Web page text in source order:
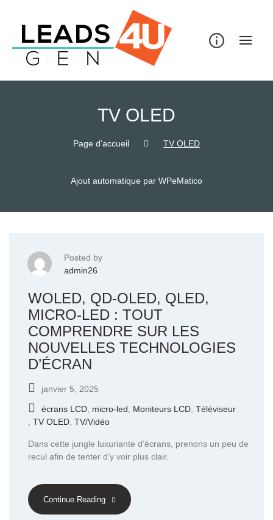
TV OLED
Page d'accueil TV OLED
Ajout automatique par WPeMatico
Posted by
admin26
WOLED, QD-OLED, QLED,
MICRO-LED : TOUT
COMPRENDRE SUR LES
NOUVELLES TECHNOLOGIES
D’ÉCRAN
janvier 5, 2025
écrans LCD micro-led Moniteurs LCD Téléviseur
TV OLED TV/Vidéo
Dans cette jungle luxuriante d’écrans, prenons un peu de
recul afin de tenter d’y voir plus clair.
Continue Reading